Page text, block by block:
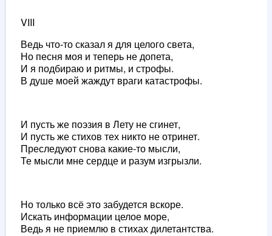
VIII
Ведь что-то сказал я для целого света,
Но песня моя и теперь не допета,
И я подбираю и ритмы, и строфы.
В душе моей жаждут враги катастрофы.
И пусть же поэзия в Лету не сгинет,
И пусть же стихов тех никто не отринет.
Преследуют снова какие-то мысли,
Те мысли мне сердце и разум изгрызли.
Но только всё это забудется вскоре.
Искать информации целое море,
Ведь я не приемлю в стихах дилетантства.